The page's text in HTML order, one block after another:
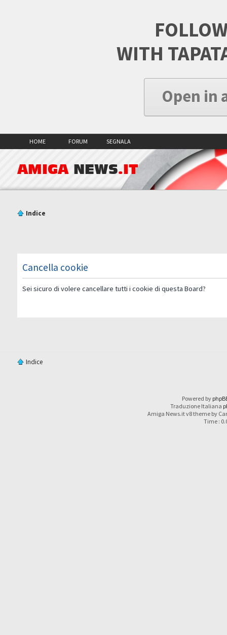
WITH
Open in
HOME FORUM SEGNALA
AMIGA NEWS.IT
Indice
Cancella cookie
Sei sicuro di volere cancellare tutti i cookie di questa Board?
Indice
Powered by
Traduzione Italiana
Amiga News.it v8 theme by
Time :